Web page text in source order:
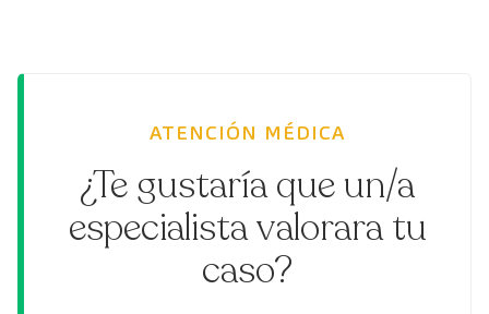
ATENCIÓN MÉDICA
¿Te gustaría que un/a
especialista valorara tu
caso?